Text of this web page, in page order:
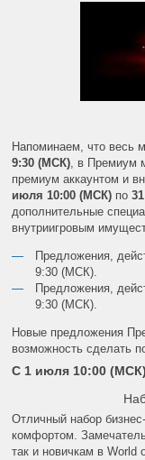
Напоминаем, что весь
9:30 (МСК) , в Премиум
премиум аккаунтом и
июля 10:00 (МСК) по
дополнительные
внутриигровым
Предложения,
9:30 (МСК)
Предложения,
9:30 (МСК).
Новые предложения
возможность сделать
С 1 июля 10:00
Отличный набор
комфортом.
так и новичкам в World